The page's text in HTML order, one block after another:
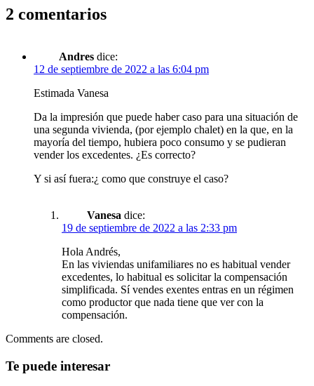
2 comentarios
Andres dice:
12 de septiembre de 2022 a las 6:04 pm
Estimada Vanesa
Da la impresión que puede haber caso para una situación de
una segunda vivienda, (por ejemplo chalet) en la que, en la
mayoría del tiempo, hubiera poco consumo y se pudieran
vender los excedentes. ¿Es correcto?
Y si así fuera:¿ como que construye el caso?
Vanesa dice:
19 de septiembre de 2022 a las 2:33 pm
Hola Andrés,
En las viviendas unifamiliares no es habitual vender
excedentes, lo habitual es solicitar la compensación
simplificada. Sí vendes exentes entras en un régimen
como productor que nada tiene que ver con la
compensación.
Comments are closed.
Te puede interesar